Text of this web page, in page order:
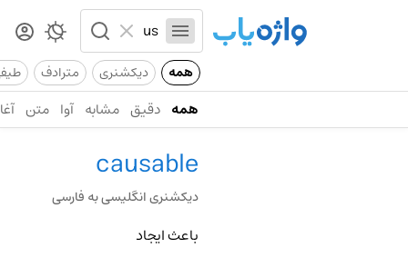
همه دیکشنری مترادف
همه دقیق مشابه آوا متن
causable
دیکشنری انگلیسی به فارسی
باعث ایجاد